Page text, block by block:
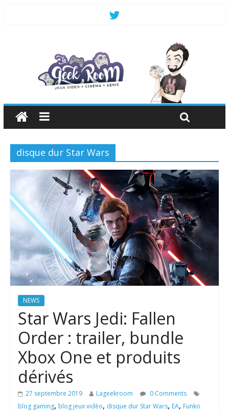
disque dur Star Wars
NEWS
Star Wars Jedi: Fallen
Order : trailer, bundle
Xbox One et produits
dérivés
27 septembre 2019 Lageekroom
0 Comments
blog gaming, blog jeux vidéo, disque dur Star Wars, EA, Funko